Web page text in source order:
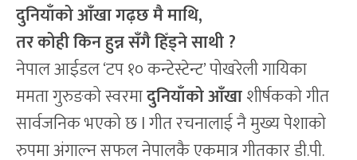
दुनियाँको आँखा गढ़छ मै माथि,
तर कोही किन हुन्न सँगै हिँड्ने साथी ?
नेपाल आईडल ‘टप १० कन्टेस्टेन्ट’ पोखरेली गायिका
ममता गुरुङको स्वरमादुनियाँको आँखाशीर्षकको गीत
सार्वजनिक भएको छ l गीत रचनालाई नै मुख्य पेशाको
रुपमा अंगाल्न सफल नेपालकै एकमात्र गीतकार डी.पी.